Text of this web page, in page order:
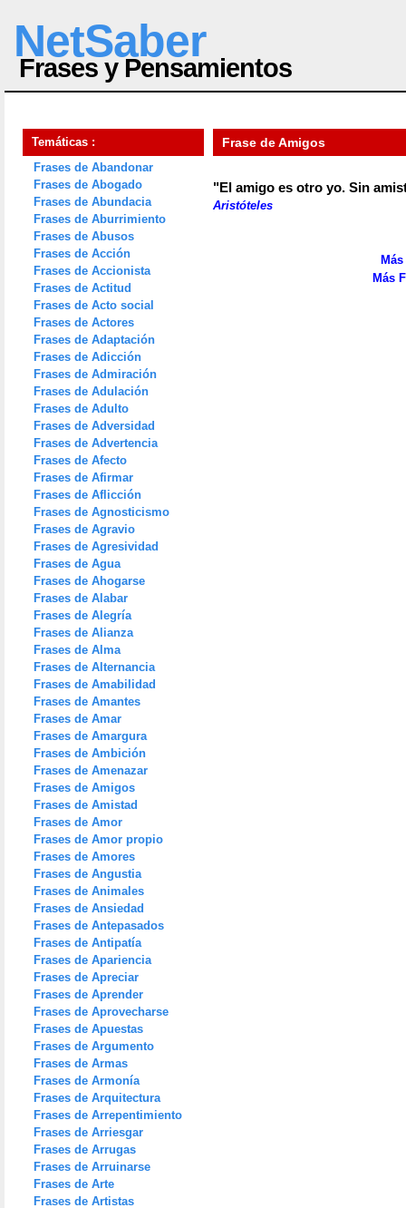
NetSaber
Frases y Pensamientos
Temáticas :
Frases de Abandonar
Frases de Abogado
Frases de Abundacia
Frases de Aburrimiento
Frases de Abusos
Frases de Acción
Frases de Accionista
Frases de Actitud
Frases de Acto social
Frases de Actores
Frases de Adaptación
Frases de Adicción
Frases de Admiración
Frases de Adulación
Frases de Adulto
Frases de Adversidad
Frases de Advertencia
Frases de Afecto
Frases de Afirmar
Frases de Aflicción
Frases de Agnosticismo
Frases de Agravio
Frases de Agresividad
Frases de Agua
Frases de Ahogarse
Frases de Alabar
Frases de Alegría
Frases de Alianza
Frases de Alma
Frases de Alternancia
Frases de Amabilidad
Frases de Amantes
Frases de Amar
Frases de Amargura
Frases de Ambición
Frases de Amenazar
Frases de Amigos
Frases de Amistad
Frases de Amor
Frases de Amor propio
Frases de Amores
Frases de Angustia
Frases de Animales
Frases de Ansiedad
Frases de Antepasados
Frases de Antipatía
Frases de Apariencia
Frases de Apreciar
Frases de Aprender
Frases de Aprovecharse
Frases de Apuestas
Frases de Argumento
Frases de Armas
Frases de Armonía
Frases de Arquitectura
Frases de Arrepentimiento
Frases de Arriesgar
Frases de Arrugas
Frases de Arruinarse
Frases de Arte
Frases de Artistas
Frase de Amigos
"El amigo es otro yo. Sin
Aristóteles
Más